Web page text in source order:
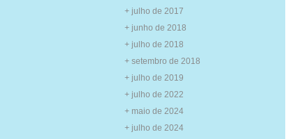
+ julho de 2017
+ junho de 2018
+ julho de 2018
+ setembro de 2018
+ julho de 2019
+ julho de 2022
+ maio de 2024
+ julho de 2024